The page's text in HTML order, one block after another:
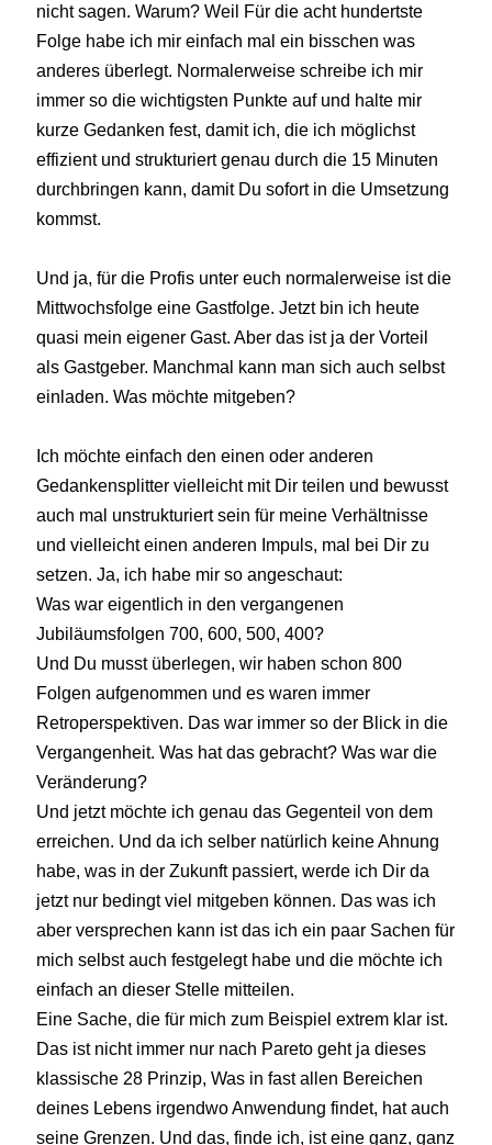
nicht sagen. Warum? Weil Für die acht hundertste
Folge habe ich mir einfach mal ein bisschen was
anderes überlegt. Normalerweise schreibe ich mir
immer so die wichtigsten Punkte auf und halte mir
kurze Gedanken fest, damit ich, die ich möglichst
effizient und strukturiert genau durch die 15 Minuten
durchbringen kann, damit Du sofort in die Umsetzung
kommst.
Und ja, für die Profis unter euch normalerweise ist die
Mittwochsfolge eine Gastfolge. Jetzt bin ich heute
quasi mein eigener Gast. Aber das ist ja der Vorteil
als Gastgeber. Manchmal kann man sich auch selbst
einladen. Was möchte mitgeben?
Ich möchte einfach den einen oder anderen
Gedankensplitter vielleicht mit Dir teilen und bewusst
auch mal unstrukturiert sein für meine Verhältnisse
und vielleicht einen anderen Impuls, mal bei Dir zu
setzen. Ja, ich habe mir so angeschaut:
Was war eigentlich in den vergangenen
Jubiläumsfolgen 700, 600, 500, 400?
Und Du musst überlegen, wir haben schon 800
Folgen aufgenommen und es waren immer
Retroperspektiven. Das war immer so der Blick in die
Vergangenheit. Was hat das gebracht? Was war die
Veränderung?
Und jetzt möchte ich genau das Gegenteil von dem
erreichen. Und da ich selber natürlich keine Ahnung
habe, was in der Zukunft passiert, werde ich Dir da
jetzt nur bedingt viel mitgeben können. Das was ich
aber versprechen kann ist das ich ein paar Sachen für
mich selbst auch festgelegt habe und die möchte ich
einfach an dieser Stelle mitteilen.
Eine Sache, die für mich zum Beispiel extrem klar ist.
Das ist nicht immer nur nach Pareto geht ja dieses
klassische 28 Prinzip, Was in fast allen Bereichen
deines Lebens irgendwo Anwendung findet, hat auch
seine Grenzen. Und das, finde ich, ist eine ganz, ganz